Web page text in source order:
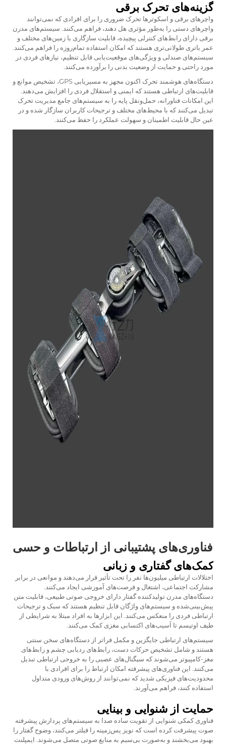
گزینه‌های تحرک برقی
واچرهای برقی و اسکوترها تحرک ضروری را برای افرادی که نمی‌توانند
واچرهای دستی را به‌طور مؤثری هل دهند، فراهم می‌کنند. سیستم‌های مدرن
برقی دارای رابط‌های کنترلی پیچیده، قابلیت سازگاری با زمین‌های مختلف و
عمر باتری طولانی‌تری هستند که امکان استفاده تمام‌روزه را فراهم می‌کنند.
سیستم‌های صندلی و ویژگی‌های موقعیت‌یابی قابل تنظیم، نیازهای فردی در
مورد راحتی و حمایت از وضعیت بدنی را برآورده می‌کنند.
دستگاه‌های هوشمند تحرک اکنون مجهز به مسیریابی GPS، تشخیص موانع و
قابلیت‌های ارتباطی هستند که ایمنی و استقلال فردی را افزایش می‌دهند.
این امکانات فناورانه، حمل‌ونقل پایه را به سیستم‌های جامع مدیریت تحرک
تبدیل می‌کنند که با محیط‌های مختلف و ترجیحات کاربران سازگار شده و در
عین حال قابلیت اطمینان و سهولت عملکرد را حفظ می‌کنند.
فناوری‌های پشتیبانی از ارتباطات و حسی
کمک‌های گفتاری و زبانی
اختلالات ارتباطی میلیون‌ها نفر را تحت تأثیر قرار می‌دهند و موانعی در برابر
مشارکت اجتماعی، اشتغال و فرصت‌های آموزشی ایجاد می‌کنند.
دستگاه‌های مدرن تولیدکننده گفتار دارای خروجی صوتی طبیعی، قابلیت متن
پیش‌بینی‌شده و سیستم‌های واژگان قابل تنظیم هستند که سبک و ترجیحات
ارتباطی فردی را منعکس می‌کنند. این ابزارها به افراد مبتلا به شرایطی از
طیف اوتیسم تا آسیب‌های اکتسابی مغزی کمک می‌کنند.
سیستم‌های ارتباطی جایگزین و مکمل فراتر از دستگاه‌های سخن سنتی
هستند و شامل تشخیص حرکات دست، رابط‌های ردیابی چشم و رابط‌های
مغز-کامپیوتر می‌شوند که سیگنال‌های عصبی را به خروجی ارتباطی تبدیل
می‌کنند. این فناوری‌های پیشرفته امکان ارتباط را برای افرادی با
محدودیت‌های فیزیکی شدید که نمی‌توانند از روش‌های ورودی متداول
استفاده کنند، فراهم می‌آورند.
حمایت از شنوایی و بینایی
فناوری کمکی شنوایی از تقویت ساده صدا به سیستم‌های پردازش پیشرفته
صوت پیشرفت کرده است که نویز پس‌زمینه را فیلتر می‌کنند، وضوح گفتار را
بهبود می‌بخشند و به‌صورت بی‌سیم به منابع صوتی متصل می‌شوند. ایمپلنت